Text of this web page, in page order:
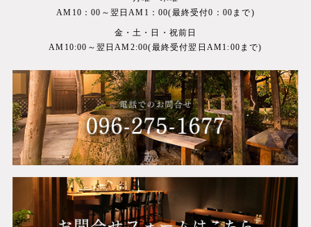
AM10：00～翌日AM1：00(最終受付0：00まで)
金・土・日・祝前日
AM10:00～翌日AM2:00(最終受付翌日AM1:00まで)